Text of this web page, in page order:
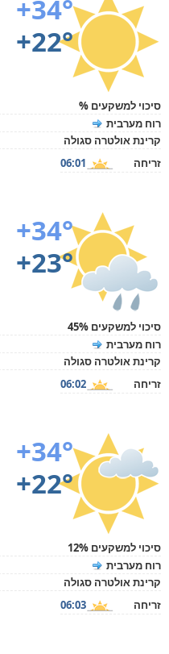
+34°
+22°
סיכוי למשקעים %
רוח מערבית
קרינת אולטרה סגולה
זריחה
06:01
+34°
+23°
סיכוי למשקעים 45%
רוח מערבית
קרינת אולטרה סגולה
זריחה
06:02
+34°
+22°
סיכוי למשקעים 12%
רוח מערבית
קרינת אולטרה סגולה
זריחה
06:03